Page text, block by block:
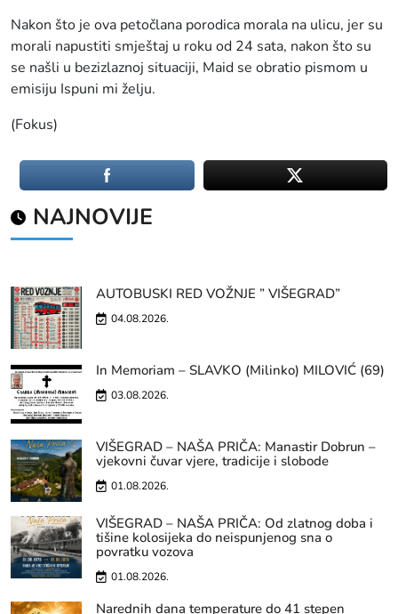
Nakon što je ova petočlana porodica morala na ulicu, jer su
morali napustiti smještaj u roku od 24 sata, nakon što su
se našli u bezizlaznoj situaciji, Maid se obratio pismom u
emisiju Ispuni mi želju.
(Fokus)
NAJNOVIJE
AUTOBUSKI RED VOŽNJE ” VIŠEGRAD”
04.08.2026.
In Memoriam – SLAVKO (Milinko) MILOVIĆ (69)
03.08.2026.
VIŠEGRAD – NAŠA PRIČA: Manastir Dobrun –
vjekovni čuvar vjere, tradicije i slobode
01.08.2026.
VIŠEGRAD – NAŠA PRIČA: Od zlatnog doba i
tišine kolosijeka do neispunjenog sna o
povratku vozova
01.08.2026.
Narednih dana temperature do 41 stepen